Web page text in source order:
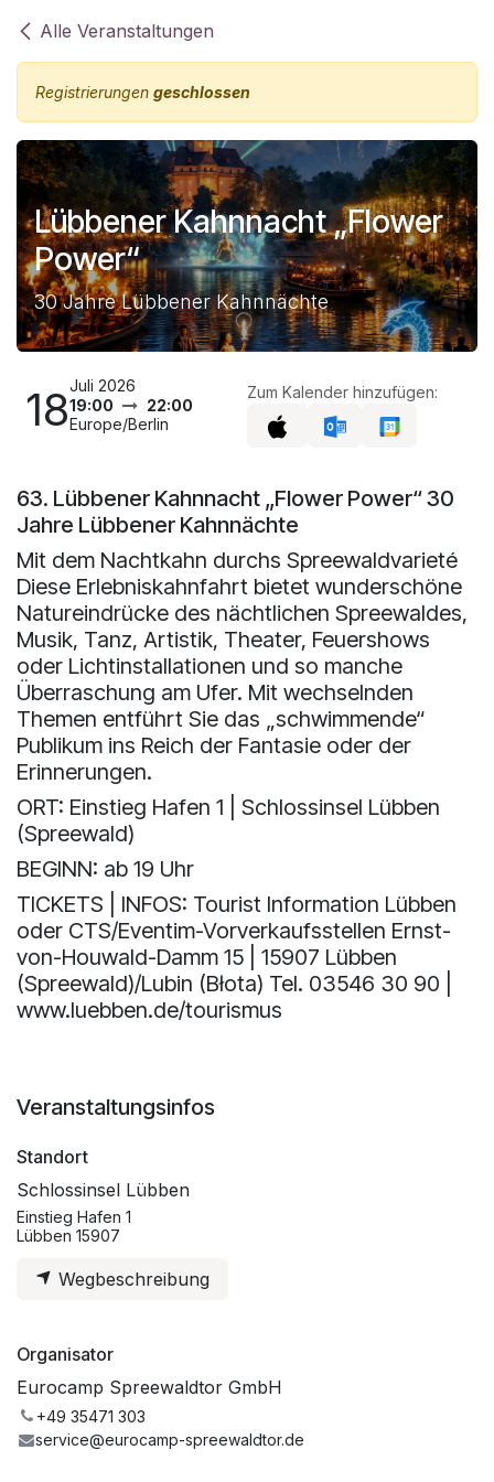
Alle Veranstaltungen
Registrierungen geschlossen
Lübbener Kahnnacht „Flower
Power“
30 Jahre Lübbener Kahnnächte
18Juli 2026
19:00
22:00
Europe/Berlin
Zum Kalender hinzufügen:
63. Lübbener Kahnnacht „Flower Power“ 30
Jahre Lübbener Kahnnächte
Mit dem Nachtkahn durchs Spreewaldvarieté
Diese Erlebniskahnfahrt bietet wunderschöne
Natureindrücke des nächtlichen Spreewaldes,
Musik, Tanz, Artistik, Theater, Feuershows
oder Lichtinstallationen und so manche
Überraschung am Ufer. Mit wechselnden
Themen entführt Sie das „schwimmende“
Publikum ins Reich der Fantasie oder der
Erinnerungen.
ORT: Einstieg Hafen 1 | Schlossinsel Lübben
(Spreewald)
BEGINN: ab 19 Uhr
TICKETS | INFOS: Tourist Information Lübben
oder CTS/Eventim-Vorverkaufsstellen Ernst-
von-Houwald-Damm 15 | 15907 Lübben
(Spreewald)/Lubin (Błota) Tel. 03546 30 90 |
www.luebben.de/tourismus
Veranstaltungsinfos
Standort
Schlossinsel Lübben
Einstieg Hafen 1
Lübben 15907
Wegbeschreibung
Organisator
Eurocamp Spreewaldtor GmbH
+49 35471 303
service@eurocamp-spreewaldtor.de